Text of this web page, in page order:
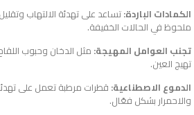
الكمادات الباردة:تساعد على تهدئة الالتهاب
ملحوظ في الحالات الخفيفة.
تجنب العوامل المهيجة: مثل الدخان وحبوب
تهيج العين.
الدموع الاصطناعية: قطرات مرطبة تعمل على
والاحمرار بشكل فعّال.